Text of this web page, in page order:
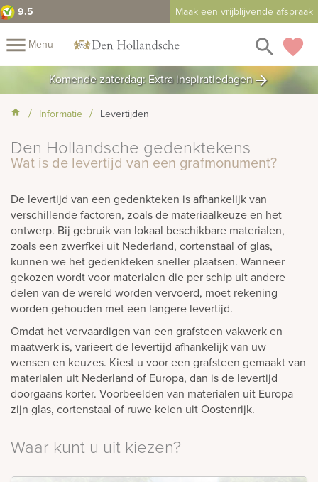
9.5 Maak een vrijblijvende afspraak
menu Menu favorite
Mijn
search
close
Home
Assortiment
Fotoboek
Informatie
ons
Duurzaamheid Winkels Contact
Bekijk
ook:
Komende zaterdag: Extra inspiratiedagenarrow_forward
Informatie Levertijden
Den Hollandsche gedenktekens
Wat is de levertijd van een grafmonument?
De levertijd van een gedenkteken is afhankelijk van
verschillende factoren, zoals de materiaalkeuze en het
ontwerp. Bij gebruik van lokaal beschikbare materialen,
zoals een zwerfkei uit Nederland, cortenstaal of glas,
kunnen we het gedenkteken sneller plaatsen. Wanneer
gekozen wordt voor materialen die per schip uit andere
delen van de wereld worden vervoerd, moet rekening
worden gehouden met een langere levertijd.
Omdat het vervaardigen van een grafsteen vakwerk en
maatwerk is, varieert de levertijd afhankelijk van uw
wensen en keuzes. Kiest u voor een grafsteen gemaakt van
materialen uit Nederland of Europa, dan is de levertijd
doorgaans korter. Voorbeelden van materialen uit Europa
zijn glas, cortenstaal of ruwe keien uit Oostenrijk.
Waar kunt u uit kiezen?